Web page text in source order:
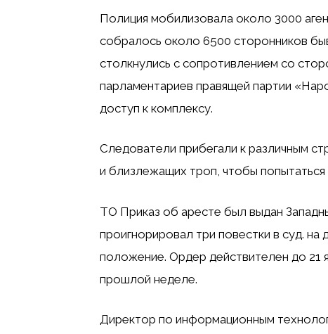
Полиция мобилизовала около 3000
собралось около 6500 сторонников
столкнулись с сопротивлением со
парламентариев правящей партии
доступ к комплексу.
Следователи прибегали к различным
и близлежащих троп, чтобы попытаться
ТО Приказ об аресте был выдан
проигнорировал три повестки в суд. на
положение. Ордер действителен до 21
прошлой неделе.
Директор по информационным